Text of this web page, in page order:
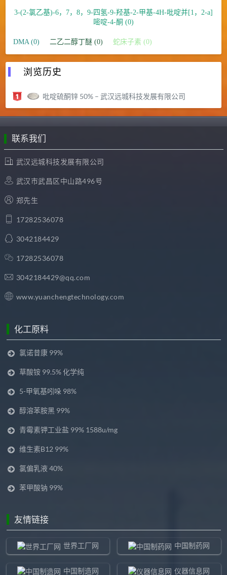
3-(2-氯乙基)-6，7，8，9-四氢-9-羟基-2-甲基-4H-吡啶并[1，2-a]
嘧啶-4-酮 (0)
DMA (0) 二乙二醇丁醚 (0) 蛇床子素 (0)
浏览历史
吡啶硫酮锌 50% – 武汉远城科技发展有限公司
联系我们
武汉远城科技发展有限公司
武汉市武昌区中山路496号
郑先生
17282536078
3042184429
17282536078
3042184429@qq.com
www.yuanchengtechnology.com
化工原料
氯诺昔康 99%
草酸铵 99.5% 化学纯
5-甲氧基吲哚 98%
醇溶苯胺黑 99%
青霉素钾工业盐 99% 1588u/mg
维生素B12 99%
氯偏乳液 40%
苯甲酸钠 99%
友情链接
世界工厂网 中国制药网
中国制造网 仪器信息网